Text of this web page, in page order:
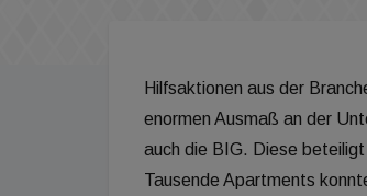
Hilfsaktionen aus der
enormen Ausmaß an der
auch die BIG. Diese
Tausende Apartments